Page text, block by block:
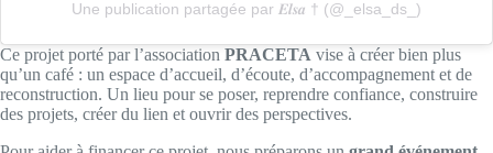
Une publication partagée par 𝑬𝒍𝒔𝒂 † (@_elsa_ds_)
Ce projet porté par l’association PRACETA vise à créer bien plus
qu’un café : un espace d’accueil, d’écoute, d’accompagnement et de
reconstruction. Un lieu pour se poser, reprendre confiance, construire
des projets, créer du lien et ouvrir des perspectives.